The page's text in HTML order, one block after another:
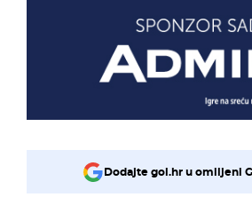
Dodajte gol.hr u omiljeni